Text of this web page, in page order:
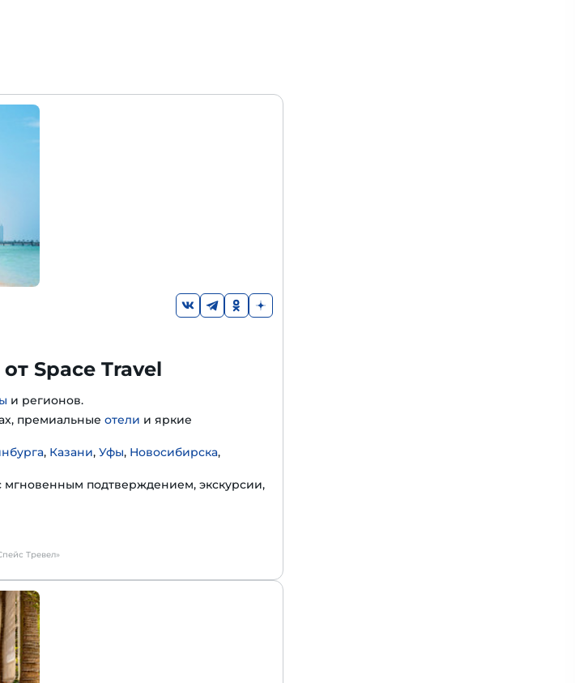
Space Travel
и регионов.
премиальные отели и яркие
, Казани, Уфы, Новосибирска,
подтверждением, экскурсии,
Тревел»